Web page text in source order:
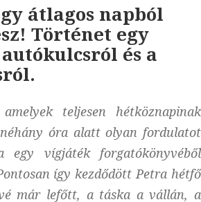
átlagos napból
Történet egy
és a
teljesen hétköznapinak
óra alatt olyan fordulatot
egy vígjáték forgatókönyvéből
így kezdődött Petra hétfő
már lefőtt, a táska a vállán, a